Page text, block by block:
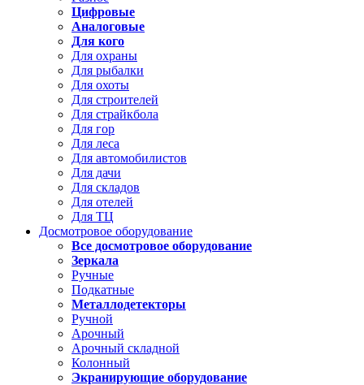
Цифровые
Аналоговые
Для кого
Для охраны
Для рыбалки
Для охоты
Для строителей
Для страйкбола
Для гор
Для леса
Для автомобилистов
Для дачи
Для складов
Для отелей
Для ТЦ
Досмотровое оборудование
Все досмотровое оборудование
Зеркала
Ручные
Подкатные
Металлодетекторы
Ручной
Арочный
Арочный складной
Колонный
Экранирующие оборудование